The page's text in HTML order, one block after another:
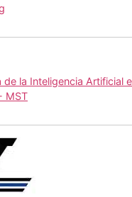
de la Inteligencia Artificial
MST